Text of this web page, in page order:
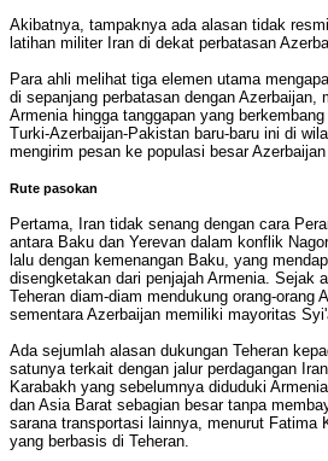
Akibatnya, tampaknya ada alasan tidak
latihan militer Iran di dekat perbatasan
Para ahli melihat tiga elemen utama
di sepanjang perbatasan dengan Azerbaijan,
Armenia hingga tanggapan yang
Turki-Azerbaijan-Pakistan baru-baru ini di
mengirim pesan ke populasi besar
Rute pasokan
Pertama, Iran tidak senang dengan cara
antara Baku dan Yerevan dalam konflik
lalu dengan kemenangan Baku, yang
disengketakan dari penjajah Armenia. Sejak
Teheran diam-diam mendukung orang-orang
sementara Azerbaijan memiliki mayoritas
Ada sejumlah alasan dukungan Teheran
satunya terkait dengan jalur perdagangan
Karabakh yang sebelumnya diduduki
dan Asia Barat sebagian besar tanpa
sarana transportasi lainnya, menurut Fatima
yang berbasis di Teheran.